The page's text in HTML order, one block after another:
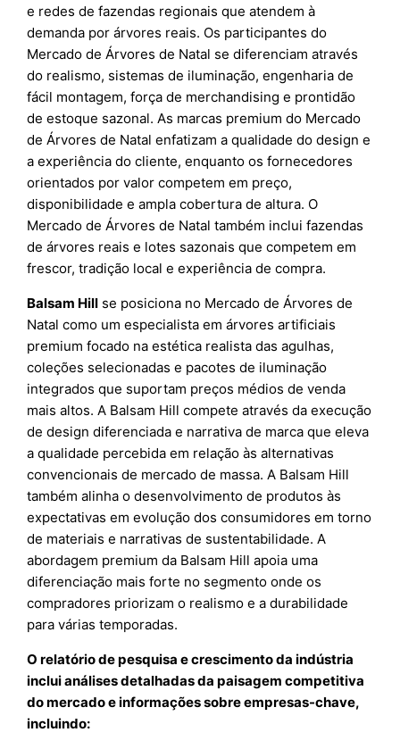
e redes de fazendas regionais que atendem à
demanda por árvores reais. Os participantes do
Mercado de Árvores de Natal se diferenciam através
do realismo, sistemas de iluminação, engenharia de
fácil montagem, força de merchandising e prontidão
de estoque sazonal. As marcas premium do Mercado
de Árvores de Natal enfatizam a qualidade do design e
a experiência do cliente, enquanto os fornecedores
orientados por valor competem em preço,
disponibilidade e ampla cobertura de altura. O
Mercado de Árvores de Natal também inclui fazendas
de árvores reais e lotes sazonais que competem em
frescor, tradição local e experiência de compra.
Balsam Hill se posiciona no Mercado de Árvores de
Natal como um especialista em árvores artificiais
premium focado na estética realista das agulhas,
coleções selecionadas e pacotes de iluminação
integrados que suportam preços médios de venda
mais altos. A Balsam Hill compete através da execução
de design diferenciada e narrativa de marca que eleva
a qualidade percebida em relação às alternativas
convencionais de mercado de massa. A Balsam Hill
também alinha o desenvolvimento de produtos às
expectativas em evolução dos consumidores em torno
de materiais e narrativas de sustentabilidade. A
abordagem premium da Balsam Hill apoia uma
diferenciação mais forte no segmento onde os
compradores priorizam o realismo e a durabilidade
para várias temporadas.
O relatório de pesquisa e crescimento da indústria
inclui análises detalhadas da paisagem competitiva
do mercado e informações sobre empresas-chave,
incluindo: